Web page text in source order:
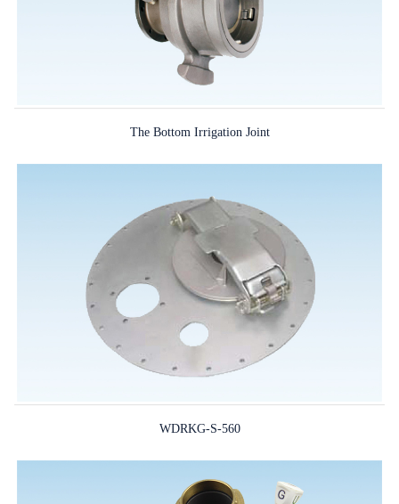
The Bottom Irrigation Joint
WDRKG-S-560